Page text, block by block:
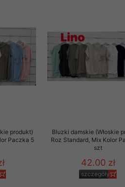
produkt)
Paczka 5
Bluzki damskie (Włoskie
Roz Standard, Mix Kolor
szt
42.00 zł
szczegóły